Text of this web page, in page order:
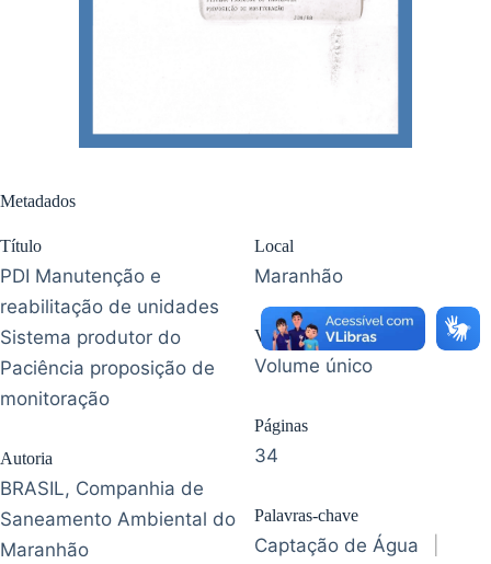
Metadados
Título
PDI Manutenção e
reabilitação de unidades
Sistema produtor do
Paciência proposição de
monitoração
Autoria
BRASIL, Companhia de
Saneamento Ambiental do
Maranhão
Local
Maranhão
Volume
Volume único
Páginas
34
Palavras-chave
Captação de Água